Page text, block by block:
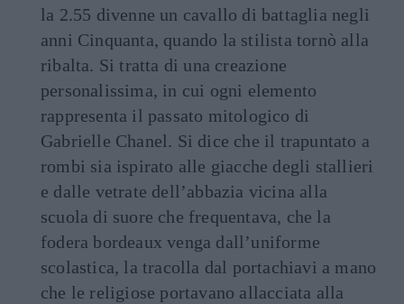
la 2.55 divenne un cavallo di battaglia negli
anni Cinquanta, quando la stilista tornò alla
ribalta. Si tratta di una creazione
personalissima, in cui ogni elemento
rappresenta il passato mitologico di
Gabrielle Chanel. Si dice che il trapuntato a
rombi sia ispirato alle giacche degli stallieri
e dalle vetrate dell’abbazia vicina alla
scuola di suore che frequentava, che la
fodera bordeaux venga dall’uniforme
scolastica, la tracolla dal portachiavi a mano
che le religiose portavano allacciata alla